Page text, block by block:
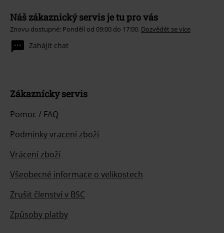
Náš zákaznický servis je tu pro vás
Znovu dostupné: Pondělí od 09:00 do 17:00. Dozvědět se více
Zahájit chat
Zákaznícky servis
Pomoc / FAQ
Podmínky vracení zboží
Vrácení zboží
Všeobecné informace o velikostech
Zrušit členství v BSC
Způsoby platby